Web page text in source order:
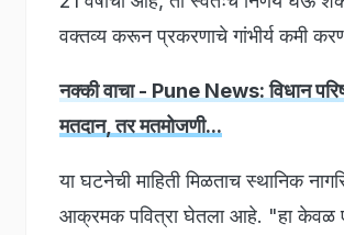
वक्तव्य करून प्रकरणाचे गांभीर्य कमी
नक्की वाचा - Pune News: विधान
मतदान, तर मतमोजणी...
या घटनेची माहिती मिळताच स्थानिक
आक्रमक पवित्रा घेतला आहे. "हा केवळ